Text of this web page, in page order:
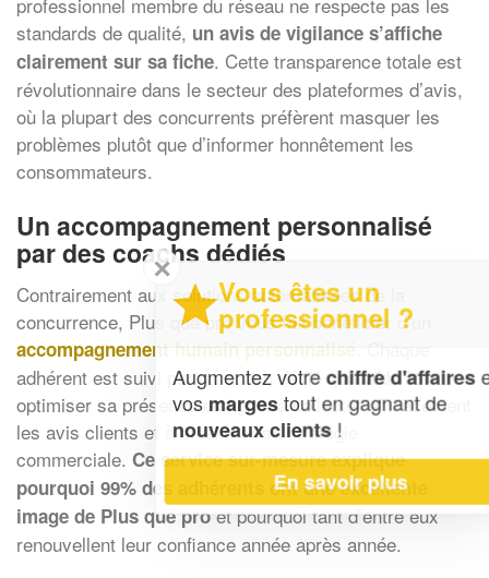
standards de qualité, un avis de vigilance s’affiche
clairement sur sa fiche. Cette transparence totale est
révolutionnaire dans le secteur des plateformes d’avis,
où la plupart des concurrents préfèrent masquer les
problèmes plutôt que d’informer honnêtement les
consommateurs.
Un accompagnement personnalisé
par des coachs dédiés
Contrairement aux solutions automatisées de la
concurrence, Plus que pro vous fait bénéficier d’un
accompagnement humain personnalisé
adhérent est suivi par un coach dédié qui l’aide à
optimiser sa présence en ligne, à collecter efficacement
les avis clients et à améliorer sa stratégie
commerciale. Ce service sur-mesure explique
pourquoi 99% des adhérents ont une excellente
image de Plus que pro et pourquoi tant d’entre eux
renouvellent leur confiance année après année.
✕
Vous êtes un
professionnel ?
Augmentez votrechiffre d'affaireset
vos margestout en gagnant de
nouveaux clients!
En savoir plus